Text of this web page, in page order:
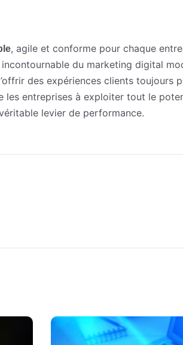
, agile et conforme pour chaque
du marketing digital
des expériences clients toujours
les entreprises à exploiter tout le
levier de performance.